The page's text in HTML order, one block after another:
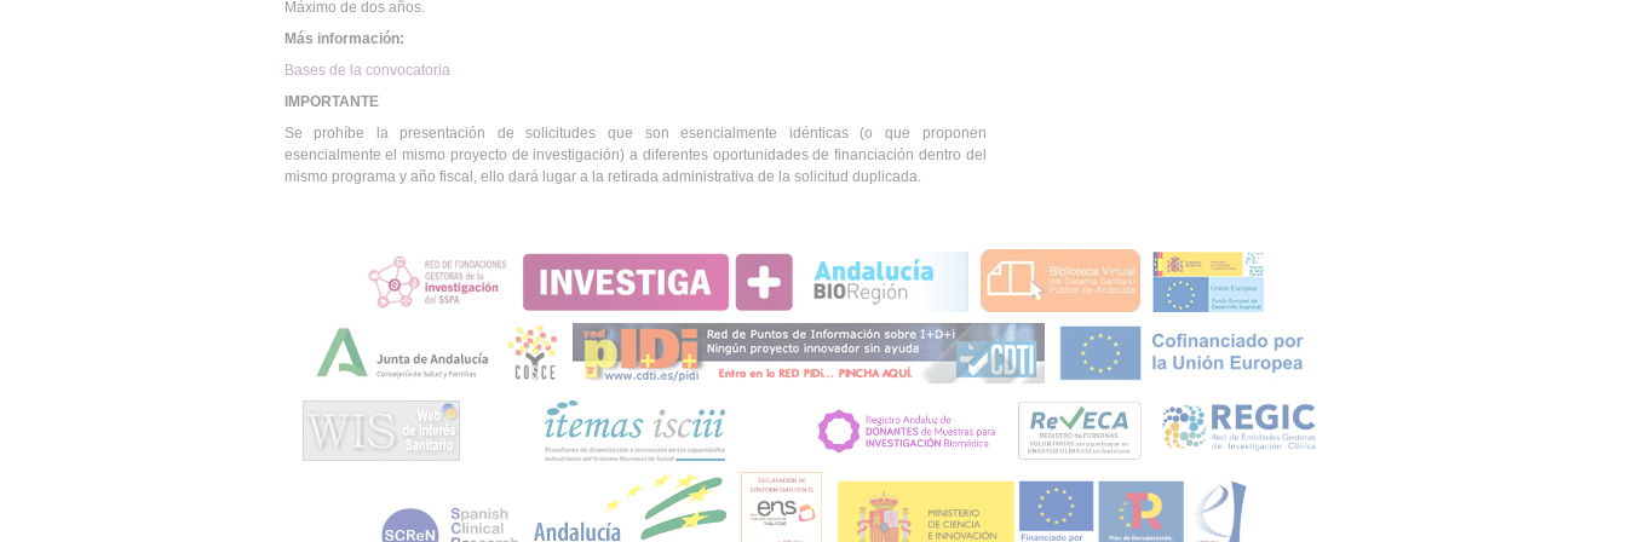
Máximo de dos años.
Más información:
Bases de la convocatoria
IMPORTANTE
Se prohíbe la presentación de solicitudes que son esencialmente idénticas (o que proponen
esencialmente el mismo proyecto de investigación) a diferentes oportunidades de financiación dentro del
mismo programa y año fiscal, ello dará lugar a la retirada administrativa de la solicitud duplicada.